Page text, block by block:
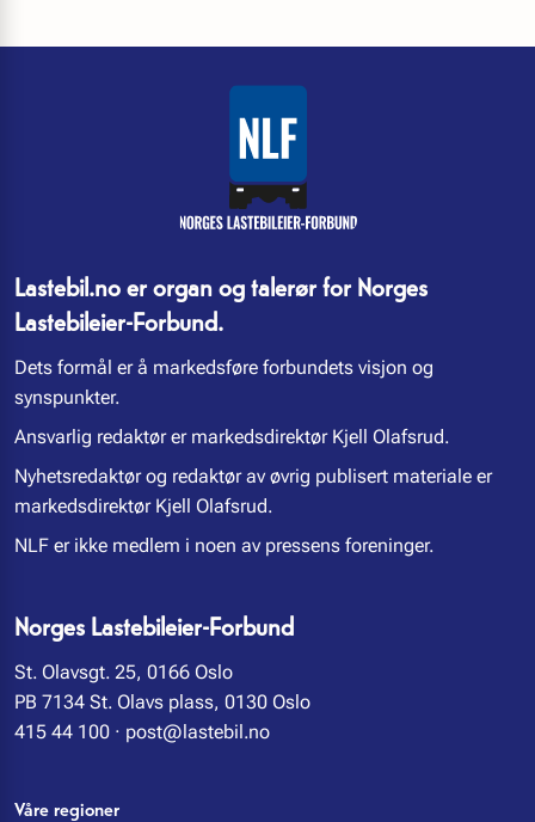
Lastebil.no er organ og talerør for Norges
Lastebileier-Forbund.
Dets formål er å markedsføre forbundets visjon og
synspunkter.
Ansvarlig redaktør er markedsdirektør Kjell Olafsrud.
Nyhetsredaktør og redaktør av øvrig publisert materiale er
markedsdirektør Kjell Olafsrud.
NLF er ikke medlem i noen av pressens foreninger.
Norges Lastebileier-Forbund
St. Olavsgt. 25, 0166 Oslo
PB 7134 St. Olavs plass, 0130 Oslo
415 44 100 · post@lastebil.no
Våre regioner